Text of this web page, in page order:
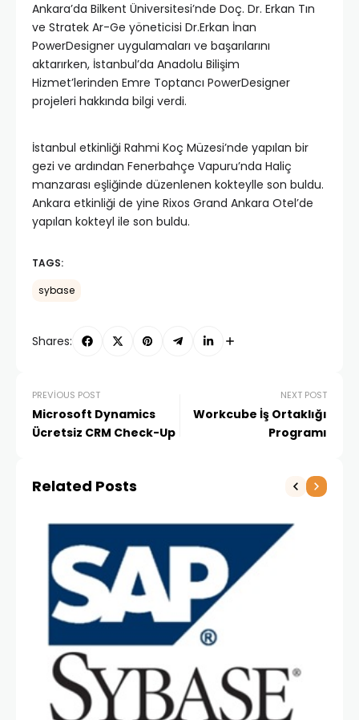
Ankara’da Bilkent Üniversitesi’nde Doç. Dr. Erkan Tın
ve Stratek Ar-Ge yöneticisi Dr.Erkan İnan
PowerDesigner uygulamaları ve başarılarını
aktarırken, İstanbul’da Anadolu Bilişim
Hizmet’lerinden Emre Toptancı PowerDesigner
projeleri hakkında bilgi verdi.
İstanbul etkinliği Rahmi Koç Müzesi’nde yapılan bir
gezi ve ardından Fenerbahçe Vapuru’nda Haliç
manzarası eşliğinde düzenlenen kokteylle son buldu.
Ankara etkinliği de yine Rixos Grand Ankara Otel’de
yapılan kokteyl ile son buldu.
TAGS:
sybase
Shares:
PREVIOUS POST
Microsoft Dynamics
Ücretsiz CRM Check-Up
NEXT POST
Workcube İş Ortaklığı
Programı
Related Posts